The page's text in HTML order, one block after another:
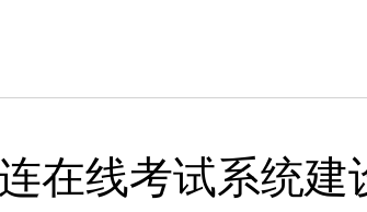
在线考试系统建